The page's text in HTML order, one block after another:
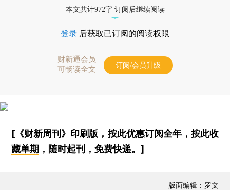
本文共计972字 订阅后继续阅读
登录 后获取已订阅的阅读权限
财新通会员
可畅读全文
订阅/会员升级
[《财新周刊》印刷版， 按此优惠订阅全年， 按此收
藏单期 ，随时起刊，免费快递。]
版面编辑：罗文